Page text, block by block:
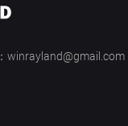
winrayland@gmail.com